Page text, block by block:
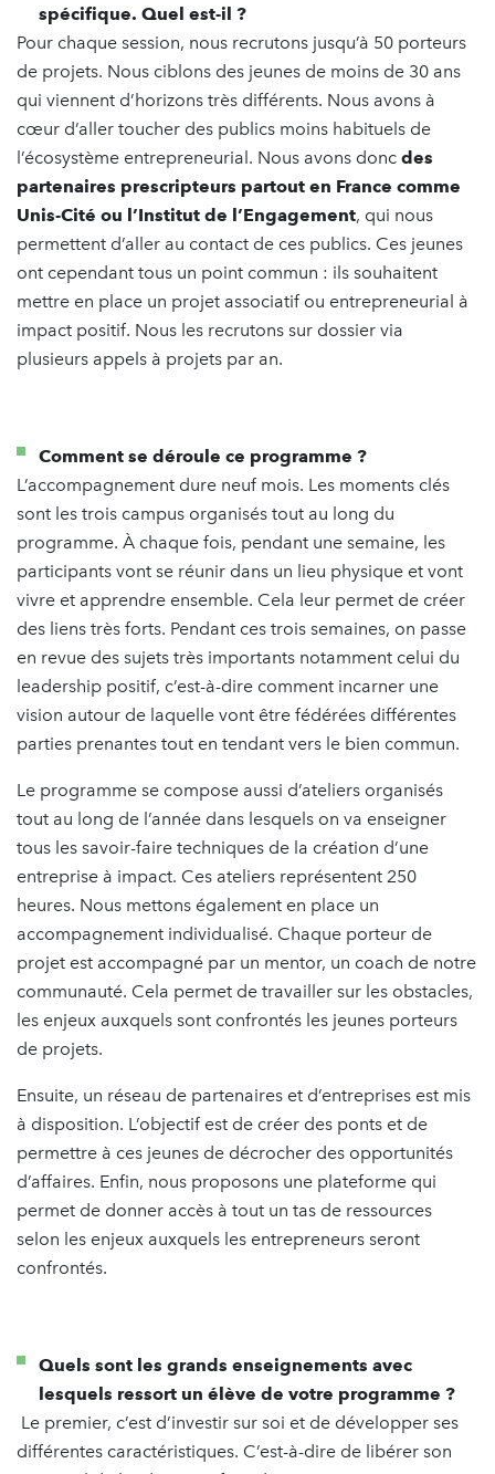
spécifique. Quel est-il ?
Pour chaque session, nous recrutons jusqu’à 50 porteurs
de projets. Nous ciblons des jeunes de moins de 30 ans
qui viennent d’horizons très différents. Nous avons à
cœur d’aller toucher des publics moins habituels de
l’écosystème entrepreneurial. Nous avons donc des
partenaires prescripteurs partout en France comme
Unis-Cité ou l’Institut de l’Engagement, qui nous
permettent d’aller au contact de ces publics. Ces jeunes
ont cependant tous un point commun : ils souhaitent
mettre en place un projet associatif ou entrepreneurial à
impact positif. Nous les recrutons sur dossier via
plusieurs appels à projets par an.
Comment se déroule ce programme ?
L’accompagnement dure neuf mois. Les moments clés
sont les trois campus organisés tout au long du
programme. À chaque fois, pendant une semaine, les
participants vont se réunir dans un lieu physique et vont
vivre et apprendre ensemble. Cela leur permet de créer
des liens très forts. Pendant ces trois semaines, on passe
en revue des sujets très importants notamment celui du
leadership positif, c’est-à-dire comment incarner une
vision autour de laquelle vont être fédérées différentes
parties prenantes tout en tendant vers le bien commun.
Le programme se compose aussi d’ateliers organisés
tout au long de l’année dans lesquels on va enseigner
tous les savoir-faire techniques de la création d’une
entreprise à impact. Ces ateliers représentent 250
heures. Nous mettons également en place un
accompagnement individualisé. Chaque porteur de
projet est accompagné par un mentor, un coach de notre
communauté. Cela permet de travailler sur les obstacles,
les enjeux auxquels sont confrontés les jeunes porteurs
de projets.
Ensuite, un réseau de partenaires et d’entreprises est mis
à disposition. L’objectif est de créer des ponts et de
permettre à ces jeunes de décrocher des opportunités
d’affaires. Enfin, nous proposons une plateforme qui
permet de donner accès à tout un tas de ressources
selon les enjeux auxquels les entrepreneurs seront
confrontés.
Quels sont les grands enseignements avec
lesquels ressort un élève de votre programme ?
Le premier, c’est d’investir sur soi et de développer ses
différentes caractéristiques. C’est-à-dire de libérer son